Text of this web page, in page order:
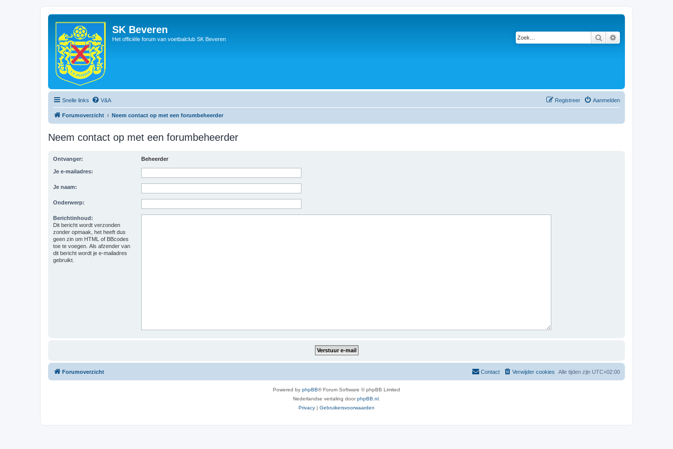
SK Beveren
Het officiële forum van voetbalclub SK Beveren Zoek
Snelle links V&A Aanmelden
Registreer
Forumoverzicht Neem contact op met een forumbeheerder
Neem contact op met een forumbeheerder
Ontvanger: Beheerder
Je e-mailadres:
Je naam:
Onderwerp:
Berichtinhoud:
Dit bericht wordt verzonden
zonder opmaak, het heeft dus
geen zin om HTML of BBcodes
toe te voegen. Als afzender van
dit bericht wordt je e-mailadres
gebruikt.
Forumoverzicht Alle tijden zijn UTC+02:00
Verwijder cookies
Contact
Powered by phpBB® Forum Software © phpBB Limited
Nederlandse vertaling doorphpBB.nl
Privacy | Gebruikersvoorwaarden